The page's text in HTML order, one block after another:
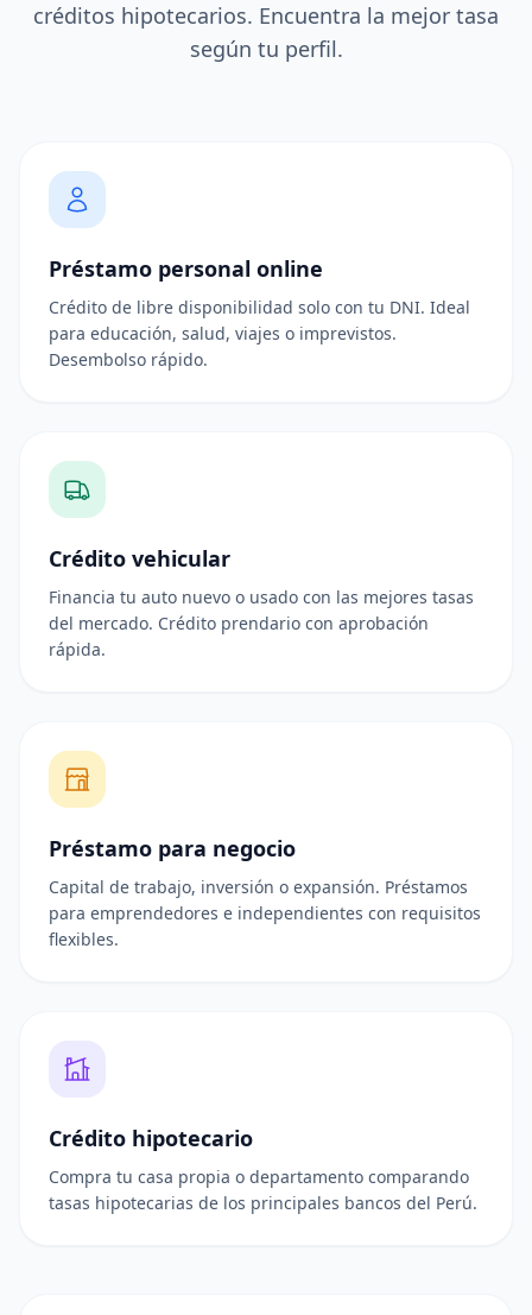
créditos hipotecarios. Encuentra la mejor tasa
según tu perfil.
Préstamo personal online
Crédito de libre disponibilidad solo con tu DNI. Ideal
para educación, salud, viajes o imprevistos.
Desembolso rápido.
Crédito vehicular
Financia tu auto nuevo o usado con las mejores tasas
del mercado. Crédito prendario con aprobación
rápida.
Préstamo para negocio
Capital de trabajo, inversión o expansión. Préstamos
para emprendedores e independientes con requisitos
flexibles.
Crédito hipotecario
Compra tu casa propia o departamento comparando
tasas hipotecarias de los principales bancos del Perú.